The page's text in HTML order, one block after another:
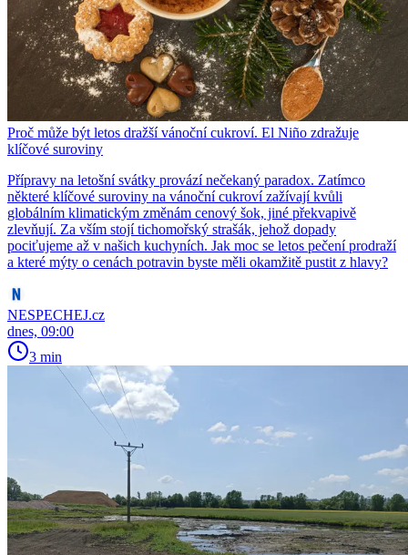
Proč může být letos dražší vánoční cukroví. El Niño zdražuje
klíčové suroviny
Přípravy na letošní svátky provází nečekaný paradox. Zatímco
některé klíčové suroviny na vánoční cukroví zažívají kvůli
globálním klimatickým změnám cenový šok, jiné překvapivě
zlevňují. Za vším stojí tichomořský strašák, jehož dopady
pociťujeme až v našich kuchyních. Jak moc se letos pečení prodraží
a které mýty o cenách potravin byste měli okamžitě pustit z hlavy?
NESPECHEJ.cz
dnes, 09:00
3 min